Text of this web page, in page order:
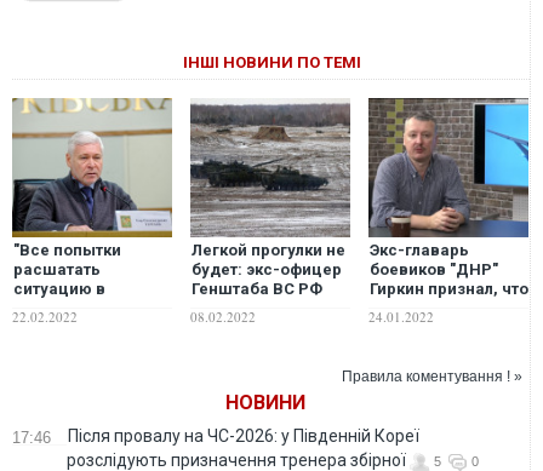
ІНШІ НОВИНИ ПО ТЕМІ
"Все попытки
расшатать
ситуацию в
жестко
22.02.2022
Легкой прогулки не
будет: экс-офицер
Генштаба ВС РФ
россиян при
08.02.2022
Экс-главарь
боевиков "ДНР"
Гиркин признал, что
ждет крах в случае
24.01.2022
Правила коментування ! »
НОВИНИ
17:46
Після провалу на ЧС-2026: у Південній Кореї
розслідують призначення тренера збірної
5 0